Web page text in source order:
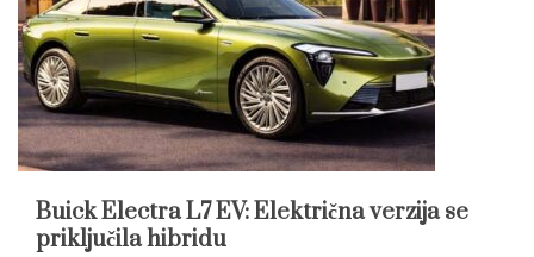
Buick Electra L7 EV: Električna verzija se
priključila hibridu